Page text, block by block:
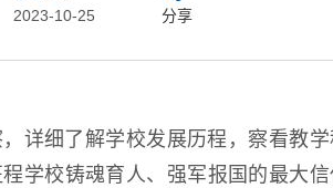
2023-10-25
分享
详细了解学校发展历程，察看教
学校铸魂育人、强军报国的最大
第18届国际大学生雪